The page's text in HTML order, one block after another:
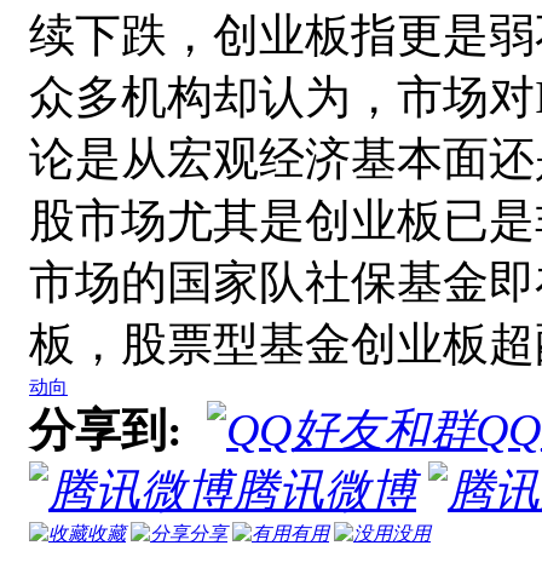
续下跌，创业板指更是
众多机构却认为，市场
论是从宏观经济基本面
股市场尤其是创业板已
市场的国家队社保基金
板，股票型基金创业板
动向
分享到:
腾讯微博
收藏 分享 有用 没用